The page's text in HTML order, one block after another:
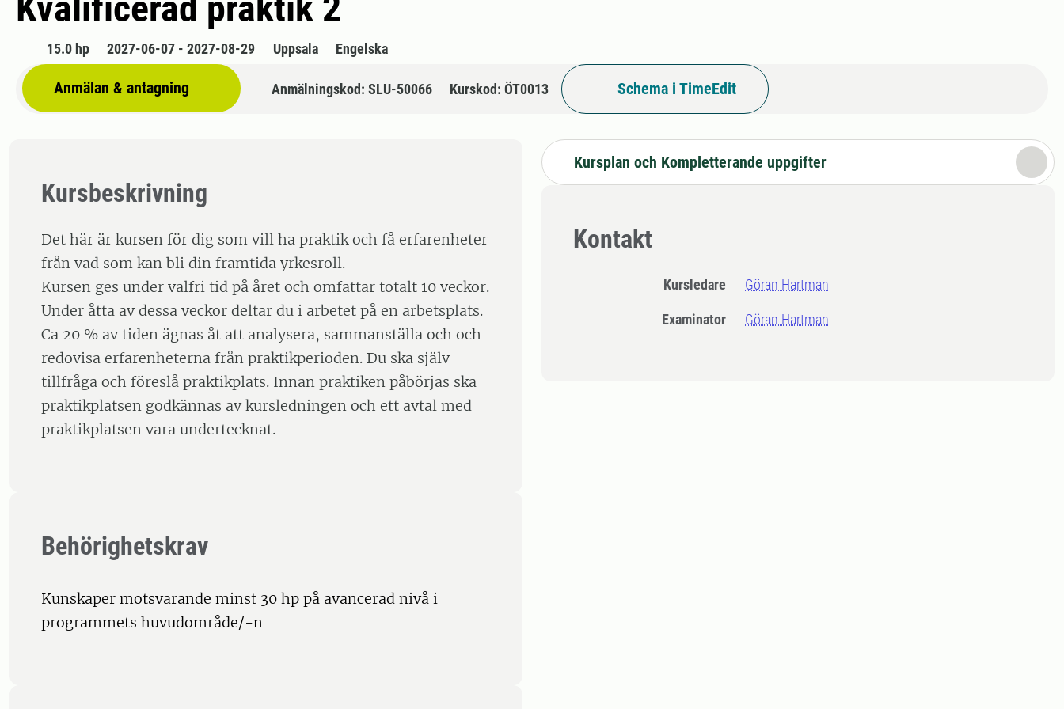
15.0 hp 2027-06-07 - 2027-08-29 Uppsala Engelska
Anmälan & antagning Anmälningskod: SLU-50066 Kurskod: ÖT0013 Schema i TimeEdit
Kursbeskrivning
Det här är kursen för dig som vill ha praktik och få erfarenheter
från vad som kan bli din framtida yrkesroll.
Kursen ges under valfri tid på året och omfattar totalt 10 veckor.
Under åtta av dessa veckor deltar du i arbetet på en arbetsplats.
Ca 20 % av tiden ägnas åt att analysera, sammanställa och och
redovisa erfarenheterna från praktikperioden. Du ska själv
tillfråga och föreslå praktikplats. Innan praktiken påbörjas ska
praktikplatsen godkännas av kursledningen och ett avtal med
praktikplatsen vara undertecknat.
Behörighetskrav
Kunskaper motsvarande minst 30 hp på avancerad nivå i
programmets huvudområde/-n
Kursplan och Kompletterande uppgifter
Kontakt
Kursledare Göran Hartman
Examinator Göran Hartman